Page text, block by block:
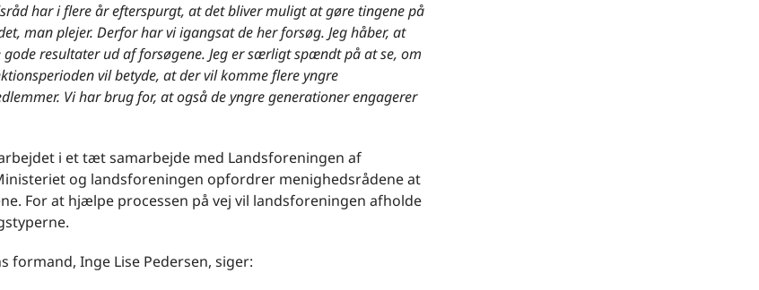
har i flere år efterspurgt, at det bliver muligt at gøre tingene på
man plejer. Derfor har vi igangsat de her forsøg. Jeg håber, at
resultater ud af forsøgene. Jeg er særligt spændt på at se, om
vil betyde, at der vil komme flere yngre
Vi har brug for, at også de yngre generationer engagerer
i et tæt samarbejde med Landsforeningen af
og landsforeningen opfordrer menighedsrådene at
For at hjælpe processen på vej vil landsforeningen afholde
formand, Inge Lise Pedersen, siger: